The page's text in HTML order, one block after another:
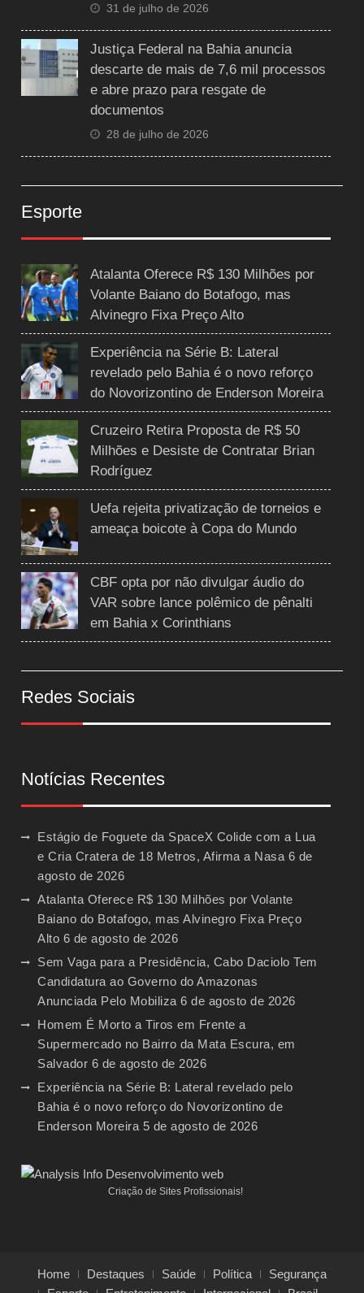
31 de julho de 2026
Justiça Federal na Bahia anuncia
descarte de mais de 7,6 mil processos
e abre prazo para resgate de
documentos
28 de julho de 2026
Esporte
Atalanta Oferece R$ 130 Milhões por
Volante Baiano do Botafogo, mas
Alvinegro Fixa Preço Alto
Experiência na Série B: Lateral
revelado pelo Bahia é o novo reforço
do Novorizontino de Enderson Moreira
Cruzeiro Retira Proposta de R$ 50
Milhões e Desiste de Contratar Brian
Rodríguez
Uefa rejeita privatização de torneios e
ameaça boicote à Copa do Mundo
CBF opta por não divulgar áudio do
VAR sobre lance polêmico de pênalti
em Bahia x Corinthians
Redes Sociais
Notícias Recentes
Estágio de Foguete da SpaceX Colide com a Lua
e Cria Cratera de 18 Metros, Afirma a Nasa 6 de
agosto de 2026
Atalanta Oferece R$ 130 Milhões por Volante
Baiano do Botafogo, mas Alvinegro Fixa Preço
Alto 6 de agosto de 2026
Sem Vaga para a Presidência, Cabo Daciolo Tem
Candidatura ao Governo do Amazonas
Anunciada Pelo Mobiliza 6 de agosto de 2026
Homem É Morto a Tiros em Frente a
Supermercado no Bairro da Mata Escura, em
Salvador 6 de agosto de 2026
Experiência na Série B: Lateral revelado pelo
Bahia é o novo reforço do Novorizontino de
Enderson Moreira 5 de agosto de 2026
Criação de Sites Profissionais!
Home Destaques Saúde Política
Segurança